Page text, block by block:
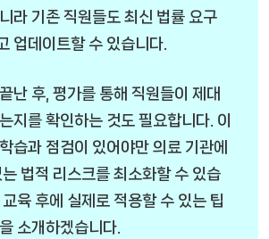
라 기존 직원들도 최신 법률 요구
업데이트할 수 있습니다.
난 후, 평가를 통해 직원들이 제대
지를 확인하는 것도 필요합니다. 이
습과 점검이 있어야만 의료 기관에
법적 리스크를 최소화할 수 있습
육 후에 실제로 적용할 수 있는 팁
소개하겠습니다.